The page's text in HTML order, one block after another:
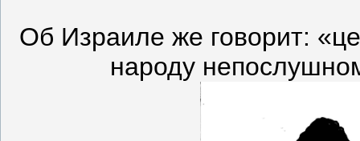
Об Израиле же говорит:
народу